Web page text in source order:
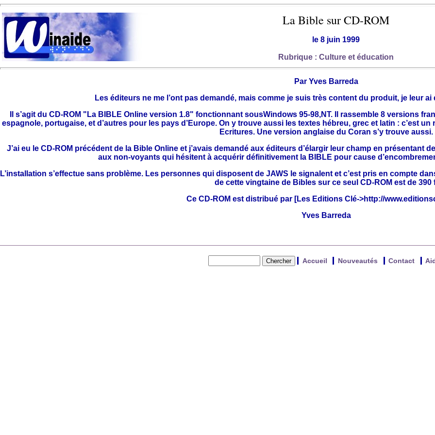
La Bible sur CD-ROM
le 8 juin 1999
Rubrique : Culture et éducation
Par Yves Barreda
Les éditeurs ne me l’ont pas demandé, mais comme je suis très content du produit, je leur ai
Il s’agit du CD-ROM "La BIBLE Online version 1.8" fonctionnant sousWindows 95-98,NT. Il rassemble 8 versions
espagnole, portugaise, et d’autres pour les pays d’Europe. On y trouve aussi les textes hébreu, grec et latin : c’est
Ecritures. Une version anglaise du Coran s’y trouve aussi.
J’ai eu le CD-ROM précédent de la Bible Online et j’avais demandé aux éditeurs d’élargir leur champ en
aux non-voyants qui hésitent à acquérir définitivement la BIBLE pour cause
L’installation s’effectue sans problème. Les personnes qui disposent de JAWS le signalent et c’est pris en compte
de cette vingtaine de Bibles sur ce seul CD-ROM est de 390
Ce CD-ROM est distribué par [Les Editions Clé->http://
Yves Barreda
Accueil Nouveautés Contact